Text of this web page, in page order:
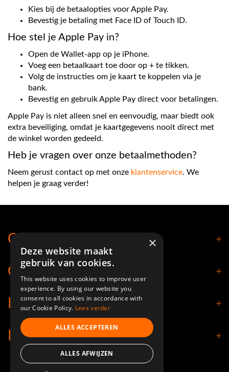
Kies bij de betaalopties voor Apple Pay.
Bevestig je betaling met Face ID of Touch ID.
Hoe stel je Apple Pay in?
Open de Wallet-app op je iPhone.
Voeg een betaalkaart toe door op + te tikken.
Volg de instructies om je kaart te koppelen via je
bank.
Bevestig en gebruik Apple Pay direct voor betalingen.
Apple Pay is niet alleen snel en eenvoudig, maar biedt ook
extra beveiliging, omdat je kaartgegevens nooit direct met
de winkel worden gedeeld.
Heb je vragen over onze betaalmethoden?
Neem gerust contact op met onze klantenservice. We
helpen je graag verder!
Contact
Openingstijden
Klantenservice
Informatie
×
Deze website maakt
gebruik van cookies.
This website uses cookies to improve user
experience. By using our website you
consent to all cookies in accordance with
our Cookie Policy. Lees verder
ALLES ACCEPTEREN
ALLES AFWIJZEN